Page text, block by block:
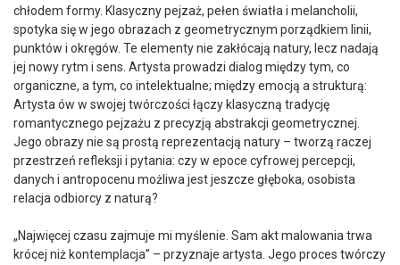
chłodem formy. Klasyczny pejzaż, pełen światła i melancholii,
spotyka się w jego obrazach z geometrycznym porządkiem linii,
punktów i okręgów. Te elementy nie zakłócają natury, lecz nadają
jej nowy rytm i sens. Artysta prowadzi dialog między tym, co
organiczne, a tym, co intelektualne; między emocją a strukturą:
Artysta ów w swojej twórczości łączy klasyczną tradycję
romantycznego pejzażu z precyzją abstrakcji geometrycznej.
Jego obrazy nie są prostą reprezentacją natury – tworzą raczej
przestrzeń refleksji i pytania: czy w epoce cyfrowej percepcji,
danych i antropocenu możliwa jest jeszcze głęboka, osobista
relacja odbiorcy z naturą?
„Najwięcej czasu zajmuje mi myślenie. Sam akt malowania trwa
krócej niż kontemplacja” – przyznaje artysta. Jego proces twórczy